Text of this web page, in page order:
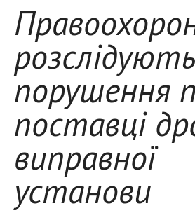
розслідують
порушення
поставці
виправної
установи